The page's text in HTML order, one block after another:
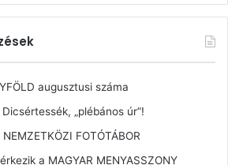
augusztusi száma
„plébános úr”!
FOTÓTÁBOR
a MAGYAR MENYASSZONY